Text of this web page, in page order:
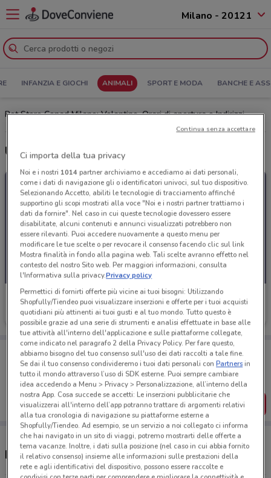
Milano - 20121
INFANZIA E GIOCHI ANIMALI SPORT E MODA BANCHE E
Pet Store Conad Milano: Volantino, Orari di apertura e Indirizzi
Ultime offerte del volantino Pet Store Conad
Pet Store Conad
Scade il 09/09
Porta DoveConviene sempre con te!
Puoi trovare le migliori offerte dei negozi vicino a te,
salvarle e creare la tua lista del risparmio, comodamente
dal tuo cellulare.
SCARICA L’APP
Negozi Pet Store Conad a Milano
Ci importa della tua privacy
Noi e i nostri 1014partner archiviamo e accediamo ai dati personali,
come i dati di navigazione gli o identificatori univoci, sul tuo dispositivo.
Selezionando Accetto, abiliti le tecnologie di tracciamento affinché
supportino gli scopi mostrati alla voce "Noi e i nostri partner trattiamo i
dati da fornire". Nel caso in cui queste tecnologie dovessero essere
disabilitate, alcuni contenuti e annunci visualizzati potrebbero non
essere rilevanti. Puoi accedere nuovamente a questo menu per
modificare le tue scelte o per revocare il consenso facendo clic sul link
Mostra finalità in fondo alla pagina web. Tali scelte avranno effetto nel
contesto del nostro Sito web. Per maggiori informazioni, consulta
l'Informativa sulla privacy.Privacy policy
Permettici di fornirti offerte più vicine ai tuoi bisogni: Utilizzando
Shopfully/Tiendeo puoi visualizzare inserzioni e offerte per i tuoi acquisti
quotidiani più attinenti ai tuoi gusti e al tuo mondo. Tutto questo è
possibile grazie ad una serie di strumenti e analisi effettuate in base alle
tue attività all'interno dell'applicazione e sulle piattaforme collegate,
come indicato nel paragrafo 2 della Privacy Policy. Per fare questo,
abbiamo bisogno del tuo consenso sull'uso dei dati raccolti a tale fine.
Se dai il tuo consenso condivideremo i tuoi dati personali conPartnersin
tutto il mondo attraverso l’uso di SDK esterne. Puoi sempre cambiare
idea accedendo a Menu > Privacy > Personalizzazione, all’interno della
nostra App. Cosa succede se accetti: Le inserzioni pubblicitarie che
visualizzerai all'interno dell’app potranno trattare di argomenti relativi
alla tua cronologia di navigazione su piattaforme esterne a
Shopfully/Tiendeo. Ad esempio, se un servizio a noi collegato ci informa
che hai navigato in un sito di viaggi, potremo mostrarti delle offerte a
tema vacanze. Inoltre, i dati sulla posizione (nel caso in cui abbia fornito
il relativo consenso) insieme alle informazioni sulle prestazioni della
rete e agli identificativi del dispositivo, possono essere raccolte e
Continua senza accettare